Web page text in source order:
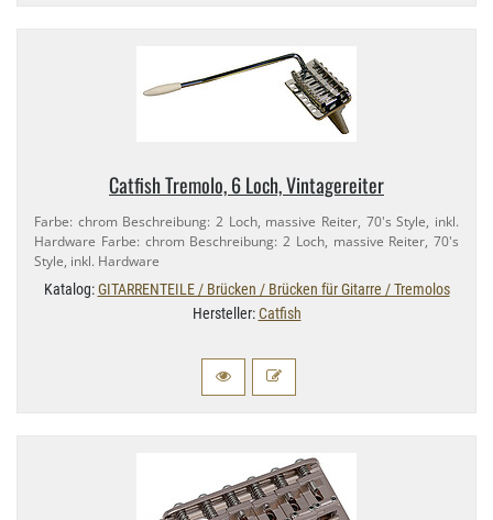
Catfish Tremolo, 6 Loch, Vintagereiter
Farbe: chrom Beschreibung: 2 Loch, massive Reiter, 70's Style, inkl.
Hardware Farbe: chrom Beschreibung: 2 Loch, massive Reiter, 70's
Style, inkl. Hardware
Katalog:GITARRENTEILE / Brücken / Brücken für Gitarre / Tremolos
Hersteller:Catfish